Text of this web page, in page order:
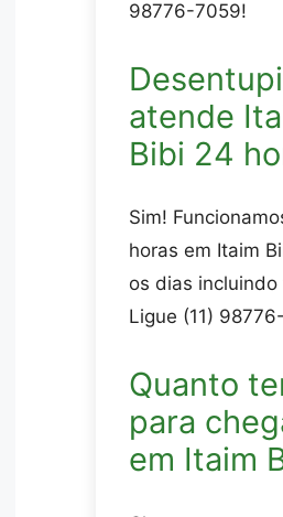
98776-7059!
atende
Bibi 24
Sim!
horas em Itaim
os dias
Ligue (11)
Quanto
para
em Itaim